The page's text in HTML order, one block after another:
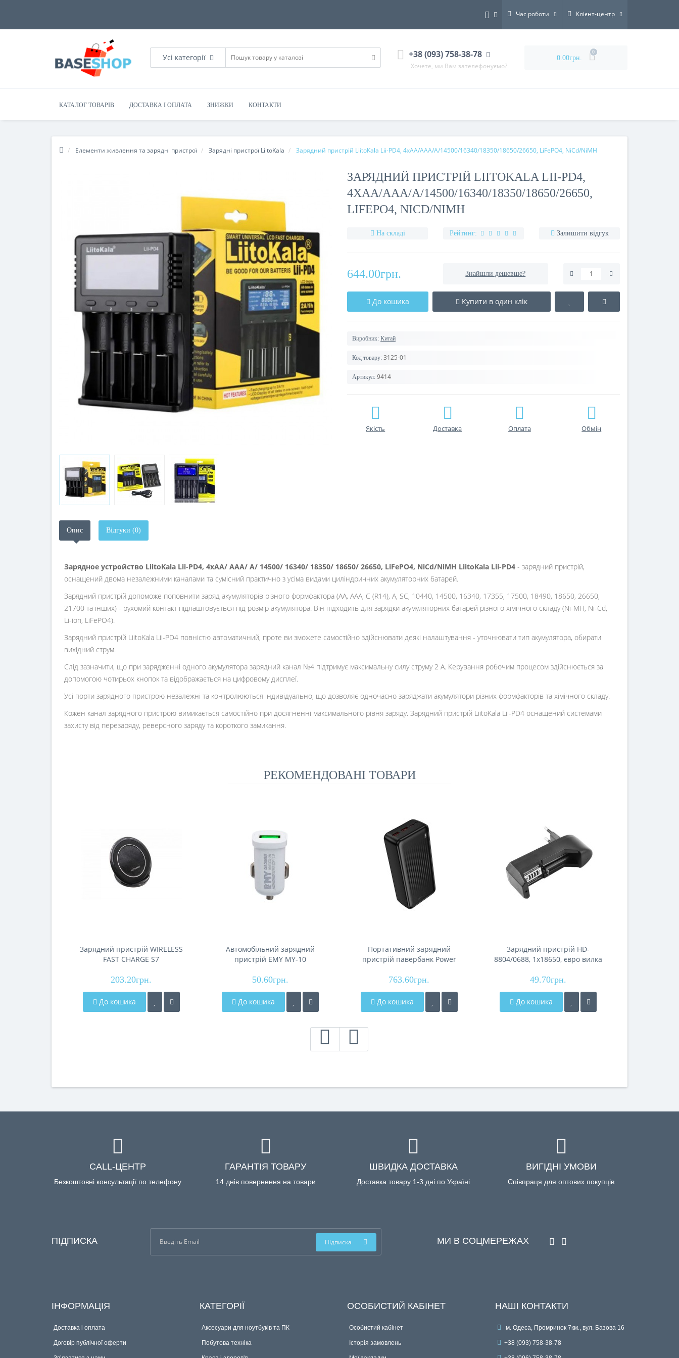
Час роботи Клієнт-центр
Усі категорії +38 (093) 758-38-78
Хочете, ми Вам зателефонуємо?
0.00грн.
0
КАТАЛОГ ТОВАРІВ ДОСТАВКА І ОПЛАТА ЗНИЖКИ КОНТАКТИ
Елементи живлення та зарядні пристрої Зарядні пристрої LiitoKala Зарядний пристрій LiitoKala Lii-PD4, 4хАА/ААА/A/14500/16340/18350/18650/26650, LiFePO4, NiCd/NiMH
ЗАРЯДНИЙ ПРИСТРІЙ LIITOKALA LII-PD4,
4ХАА/ААА/A/14500/16340/18350/18650/26650,
LIFEPO4, NICD/NIMH
На складі Рейтинг: Залишити відгук
644.00грн. Знайшли дешевше?
До кошика Купити в один клік
Виробник: Китай
Код товару: 3125-01
Артикул: 9414
Якість Доставка Оплата Обмін
Опис Відгуки (0)
Зарядное устройство LiitoKala Lii-PD4, 4хАА/ ААА/ A/ 14500/ 16340/ 18350/ 18650/ 26650, LiFePO4, NiCd/NiMH LiitoKala Lii-PD4 - зарядний пристрій,
оснащений двома незалежними каналами та сумісний практично з усіма видами циліндричних акумуляторних батарей.
Зарядний пристрій допоможе поповнити заряд акумуляторів різного формфактора (АА, ААА, С (R14), A, SC, 10440, 14500, 16340, 17355, 17500, 18490, 18650, 26650,
21700 та інших) - рухомий контакт підлаштовується під розмір акумулятора. Він підходить для зарядки акумуляторних батарей різного хімічного складу (Ni-MH, Ni-Cd,
Li-ion, LiFePO4).
Зарядний пристрій LiitoKala Lii-PD4 повністю автоматичний, проте ви зможете самостійно здійснювати деякі налаштування - уточнювати тип акумулятора, обирати
вихідний струм.
Слід зазначити, що при зарядженні одного акумулятора зарядний канал №4 підтримує максимальну силу струму 2 А. Керування робочим процесом здійснюється за
допомогою чотирьох кнопок та відображається на цифровому дисплеї.
Усі порти зарядного пристрою незалежні та контролюються індивідуально, що дозволяє одночасно заряджати акумулятори різних формфакторів та хімічного складу.
Кожен канал зарядного пристрою вимикається самостійно при досягненні максимального рівня заряду. Зарядний пристрій LiitoKala Lii-PD4 оснащений системами
захисту від перезаряду, реверсного заряду та короткого замикання.
РЕКОМЕНДОВАНІ ТОВАРИ
Зарядний пристрій WIRELESS
FAST CHARGE S7
203.20грн.
До кошика
Автомобільний зарядний
пристрій EMY MY-10
50.60грн.
До кошика
Портативний зарядний
пристрій павербанк Power
зарядкою 22.5Вт BOROFONE
763.60грн.
До кошика
Зарядний пристрій HD-
8804/0688, 1х18650, євро вилка
49.70грн.
До кошика
CALL-ЦЕНТР
Безкоштовні консультації по телефону
ГАРАНТІЯ ТОВАРУ
14 днів повернення на товари
ШВИДКА ДОСТАВКА
Доставка товару 1-3 дні по Україні
ВИГІДНІ УМОВИ
Співпраця для оптових покупців
ПІДПИСКА Підписка МИ В СОЦМЕРЕЖАХ
ІНФОРМАЦІЯ
Доставка і оплата
Договір публічної оферти
КАТЕГОРІЇ
Аксесуари для ноутбуків та ПК
Побутова техніка
ОСОБИСТИЙ КАБІНЕТ
Особистий кабінет
Історія замовлень
НАШІ КОНТАКТИ
м. Одеса, Промринок 7км., вул. Базова 16
+38 (093) 758-38-78